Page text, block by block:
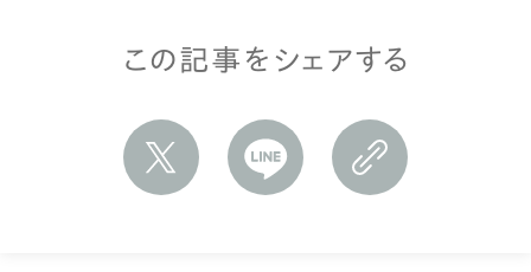
この記事をシェアする